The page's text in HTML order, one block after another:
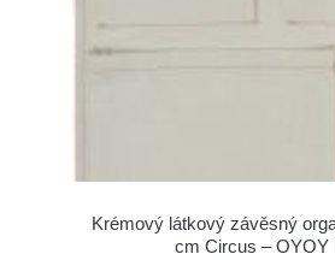
Krémový látkový závěsný
cm Circus – OYOY